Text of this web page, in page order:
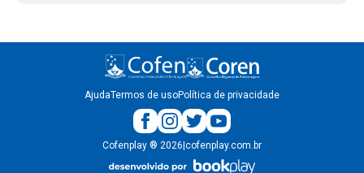
AjudaTermos de usoPolítica de privacidade
Cofenplay ® 2026 cofenplay.com.br